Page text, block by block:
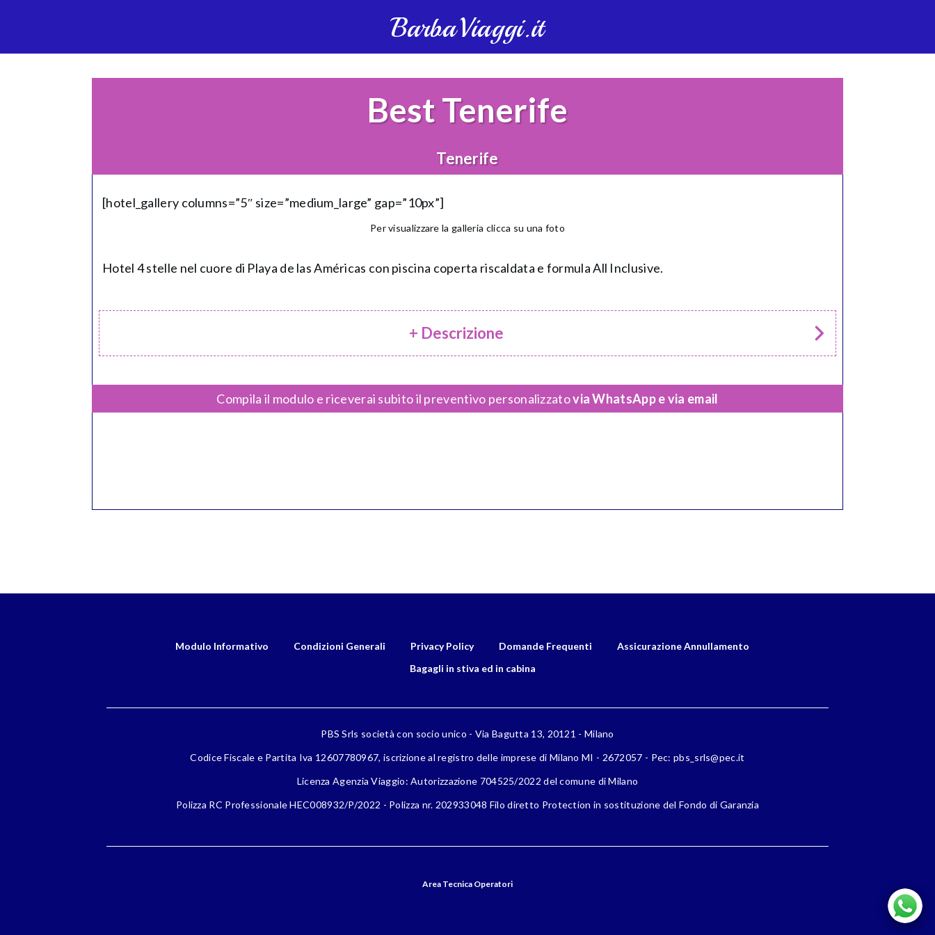
BarbaViaggi.it
Best Tenerife
Tenerife
[hotel_gallery columns=”5″ size=”medium_large” gap=”10px”]
Per visualizzare la galleria clicca su una foto
Hotel 4 stelle nel cuore di Playa de las Américas con piscina coperta riscaldata e formula All Inclusive.
+ Descrizione
Compila il modulo e riceverai subito il preventivo personalizzatovia WhatsApp e via email
Modulo Informativo Condizioni Generali Privacy Policy Domande Frequenti
Assicurazione Annullamento
Bagagli in stiva ed in cabina
PBS Srls società con socio unico - Via Bagutta 13, 20121 - Milano
Codice Fiscale e Partita Iva 12607780967, iscrizione al registro delle imprese di Milano MI - 2672057 - Pec: pbs_srls@pec.it
Licenza Agenzia Viaggio: Autorizzazione 704525/2022 del comune di Milano
Polizza RC Professionale HEC008932/P/2022 - Polizza nr. 202933048 Filo diretto Protection in sostituzione del Fondo di Garanzia
Area Tecnica Operatori